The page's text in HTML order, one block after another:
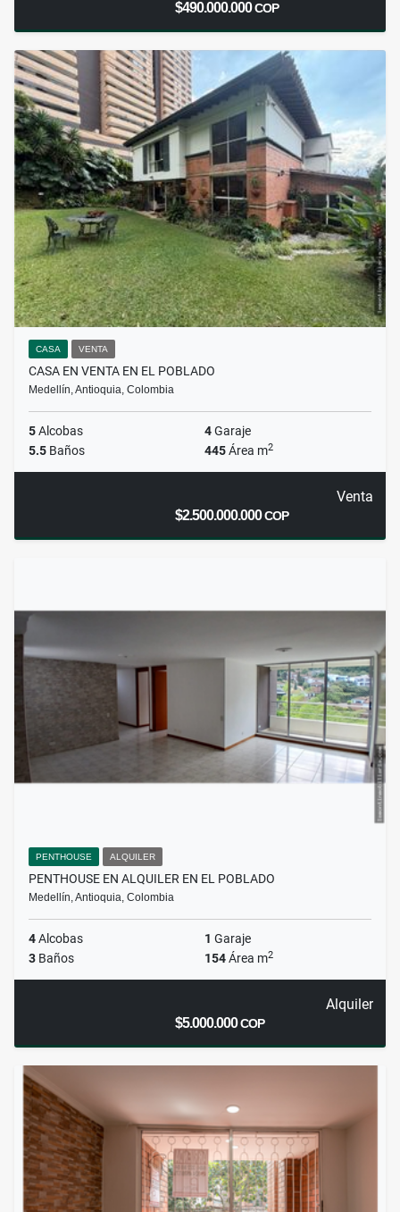
$490.000.000COP
CASA VENTA
CASA EN VENTA EN EL POBLADO
Medellín, Antioquia, Colombia
5Alcobas 4Garaje
5.5 Baños 445Área m2
Venta
$2.500.000.000COP
PENTHOUSE ALQUILER
PENTHOUSE EN ALQUILER EN EL POBLADO
Medellín, Antioquia, Colombia
4Alcobas 1 Garaje
3 Baños 154Área m2
Alquiler
$5.000.000COP